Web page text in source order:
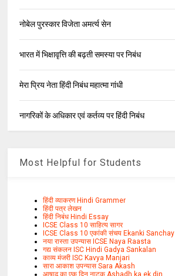
नोबेल पुरस्कार विजेता अमर्त्य सेन
भारत में भिक्षावृत्ति की बढ़ती समस्या पर निबंध
मेरा प्रिय नेता हिंदी निबंध महात्मा गांधी
नागरिकों के अधिकार एवं कर्तव्य पर हिंदी निबंध
Most Helpful for Students
हिंदी व्याकरण Hindi Grammer
हिंदी पत्र लेखन
हिंदी निबंध Hindi Essay
ICSE Class 10 साहित्य सागर
ICSE Class 10 एकांकी संचय Ekanki Sanchay
नया रास्ता उपन्यास ICSE Naya Raasta
गद्य संकलन ISC Hindi Gadya Sankalan
काव्य मंजरी ISC Kavya Manjari
सारा आकाश उपन्यास Sara Akash